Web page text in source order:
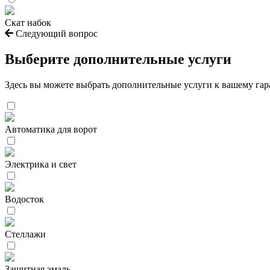
Скат набок
Следующий вопрос
Выберите дополнительные услуги
Здесь вы можете выбрать дополнительные услуги к вашему
Автоматика для ворот
Электрика и свет
Водосток
Стеллажи